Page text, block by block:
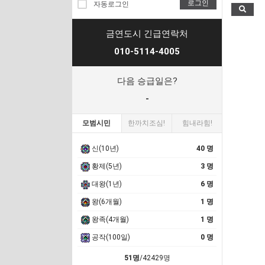
자동로그인 로그인
금연도시 긴급연락처
010-5114-4005
다음 승급일은?
-
모범시민 한까치조심! 힘내라힘!
신(10년) 40 명
황제(5년) 3 명
대왕(1년) 6 명
왕(6개월) 1 명
왕족(4개월) 1 명
공작(100일) 0 명
51명/42429명